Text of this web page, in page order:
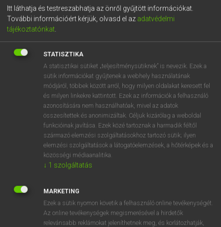
OOOOPS!
Itt láthatja és testreszabhatja az önről gyűjtött információkat.
További információért kérjük, olvasd el az adatvédelmi
tájékoztatónkat
STATISZTIKA
A statisztikai sütiket „teljesítménysütiknek” is nevezik. Ezek a
sütik információkat gyűjtenek a webhely használatának
módjáról, többek között arról, hogy milyen oldalakat keresett fel
és milyen linkekre kattintott. Ezek az információk a felhasználó
azonosítására nem használhatóak, mivel az adatok
összesítettek és anonimizáltak. Céljuk kizárólag a weboldal
funkcióinak javítása. Ezek közé tartoznak a harmadik féltől
származó elemzési szolgáltatásokhoz tartozó sütik; ilyen
elemzési szolgáltatások a látogatóelemzések, a hőtérképek és a
közösségi médiaanalitika.
↓ 1 szolgáltatás
MARKETING
Ezek a sütik nyomon követik a felhasználó online tevékenységét.
Az online tevékenységek megismerésével a hirdetők
relevánsabb reklámokat jeleníthetnek meg, és korlátozhatják,
v b n m , . - AltGr